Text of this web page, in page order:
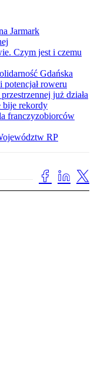
Jarmark
Czym jest i czemu
Gdańska
potencjał roweru
już działa
bije rekordy
franczyzobiorców
RP